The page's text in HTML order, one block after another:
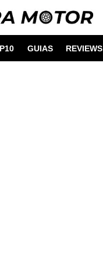
GUIAS REVIEWS